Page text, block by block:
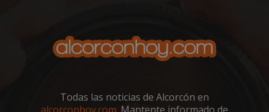
Todas las noticias de Alcorcón en
sp_landing
Spotify Inc.
.spotify.com